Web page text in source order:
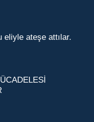
eliyle ateşe attılar.